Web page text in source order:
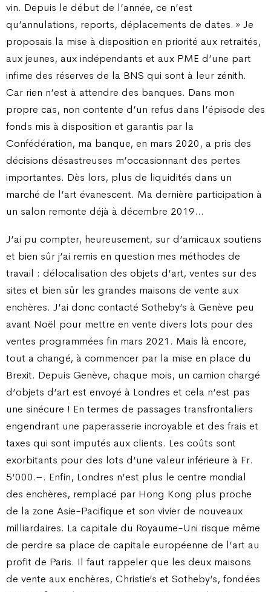
vin. Depuis le début de l’année, ce n’est
qu’annulations, reports, déplacements de dates. » Je
proposais la mise à disposition en priorité aux retraités,
aux jeunes, aux indépendants et aux PME d’une part
infime des réserves de la BNS qui sont à leur zénith.
Car rien n’est à attendre des banques. Dans mon
propre cas, non contente d’un refus dans l’épisode des
fonds mis à disposition et garantis par la
Confédération, ma banque, en mars 2020, a pris des
décisions désastreuses m’occasionnant des pertes
importantes. Dès lors, plus de liquidités dans un
marché de l’art évanescent. Ma dernière participation à
un salon remonte déjà à décembre 2019…
J’ai pu compter, heureusement, sur d’amicaux soutiens
et bien sûr j’ai remis en question mes méthodes de
travail : délocalisation des objets d’art, ventes sur des
sites et bien sûr les grandes maisons de vente aux
enchères. J’ai donc contacté Sotheby’s à Genève peu
avant Noël pour mettre en vente divers lots pour des
ventes programmées fin mars 2021. Mais là encore,
tout a changé, à commencer par la mise en place du
Brexit. Depuis Genève, chaque mois, un camion chargé
d’objets d’art est envoyé à Londres et cela n’est pas
une sinécure ! En termes de passages transfrontaliers
engendrant une paperasserie incroyable et des frais et
taxes qui sont imputés aux clients. Les coûts sont
exorbitants pour des lots d’une valeur inférieure à Fr.
5’000.–. Enfin, Londres n’est plus le centre mondial
des enchères, remplacé par Hong Kong plus proche
de la zone Asie-Pacifique et son vivier de nouveaux
milliardaires. La capitale du Royaume-Uni risque même
de perdre sa place de capitale européenne de l’art au
profit de Paris. Il faut rappeler que les deux maisons
de vente aux enchères, Christie’s et Sotheby’s, fondées